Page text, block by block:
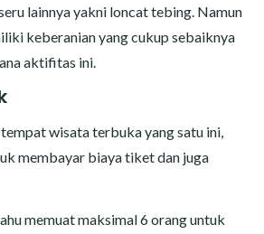
lainnya yakni loncat tebing. Namun
keberanian yang cukup sebaiknya
aktifitas ini.
wisata terbuka yang satu ini,
membayar biaya tiket dan juga
memuat maksimal 6 orang untuk